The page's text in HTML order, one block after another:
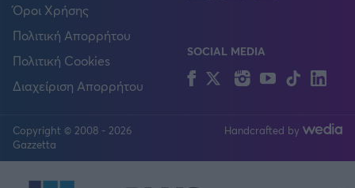
Όροι Χρήσης
Πολιτική Απορρήτου
Πολιτική Cookies
Διαχείριση Απορρήτου
SOCIAL MEDIA
FacebookTwitterInstagram
YouTubeTikTok
Copyright © 2008 - 2026
Gazzetta
Handcrafted by